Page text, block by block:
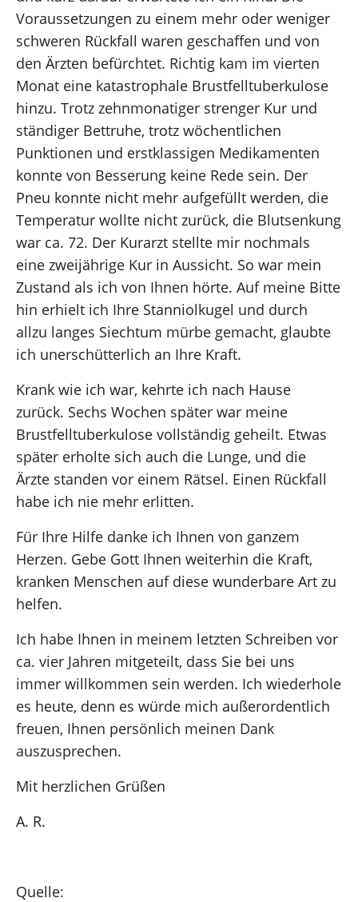
Voraussetzungen zu einem mehr oder weniger
schweren Rückfall waren geschaffen und von
den Ärzten befürchtet. Richtig kam im vierten
Monat eine katastrophale Brustfelltuberkulose
hinzu. Trotz zehnmonatiger strenger Kur und
ständiger Bettruhe, trotz wöchentlichen
Punktionen und erstklassigen Medikamenten
konnte von Besserung keine Rede sein. Der
Pneu konnte nicht mehr aufgefüllt werden, die
Temperatur wollte nicht zurück, die Blutsenkung
war ca. 72. Der Kurarzt stellte mir nochmals
eine zweijährige Kur in Aussicht. So war mein
Zustand als ich von Ihnen hörte. Auf meine Bitte
hin erhielt ich Ihre Stanniolkugel und durch
allzu langes Siechtum mürbe gemacht, glaubte
ich unerschütterlich an Ihre Kraft.
Krank wie ich war, kehrte ich nach Hause
zurück. Sechs Wochen später war meine
Brustfelltuberkulose vollständig geheilt. Etwas
später erholte sich auch die Lunge, und die
Ärzte standen vor einem Rätsel. Einen Rückfall
habe ich nie mehr erlitten.
Für Ihre Hilfe danke ich Ihnen von ganzem
Herzen. Gebe Gott Ihnen weiterhin die Kraft,
kranken Menschen auf diese wunderbare Art zu
helfen.
Ich habe Ihnen in meinem letzten Schreiben vor
ca. vier Jahren mitgeteilt, dass Sie bei uns
immer willkommen sein werden. Ich wiederhole
es heute, denn es würde mich außerordentlich
freuen, Ihnen persönlich meinen Dank
auszusprechen.
Mit herzlichen Grüßen
A. R.
Quelle: